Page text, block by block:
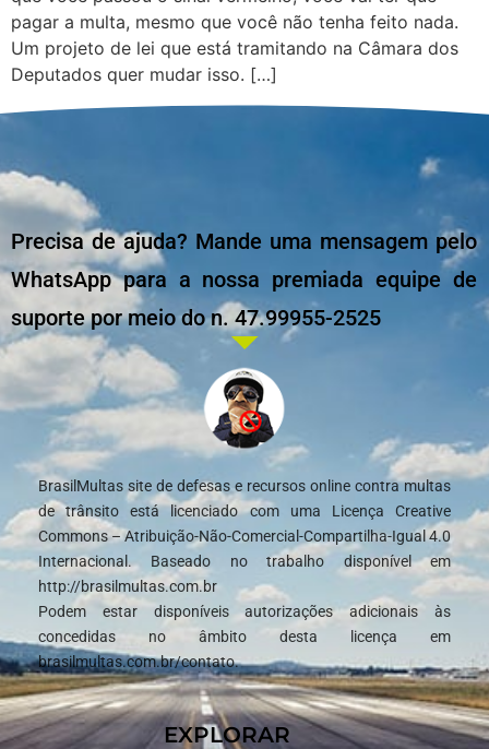
pagar a multa, mesmo que você não tenha feito nada.
Um projeto de lei que está tramitando na Câmara dos
Deputados quer mudar isso. […]
Precisa de ajuda? Mande uma mensagem pelo
WhatsApp para a nossa premiada equipe de
suporte por meio do n. 47.99955-2525
BrasilMultas site de defesas e recursos online contra multas
de trânsito está licenciado com uma Licença Creative
Commons – Atribuição-Não-Comercial-Compartilha-Igual 4.0
Internacional. Baseado no trabalho disponível em
http://brasilmultas.com.br
Podem estar disponíveis autorizações adicionais às
concedidas no âmbito desta licença em
brasilmultas.com.br/contato.
EXPLORAR